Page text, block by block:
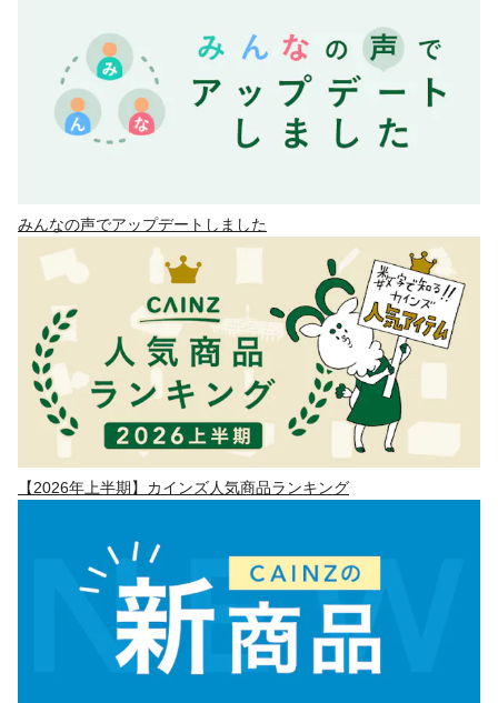
みんなの声でアップデートしました
【2026年上半期】カインズ人気商品ランキング